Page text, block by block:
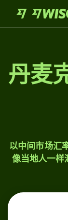
丹麦
以中间市场汇
像当地人一样